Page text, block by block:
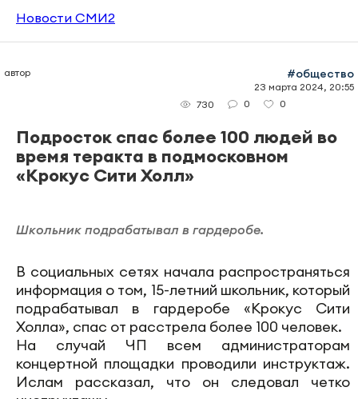
Новости СМИ2
автор #общество
23 марта 2024, 20:55
730
0 0
Подросток спас более 100 людей во
время теракта в подмосковном
«Крокус Сити Холл»
Школьник подрабатывал в гардеробе.
В социальных сетях начала распространяться
информация о том, 15-летний школьник, который
подрабатывал в гардеробе «Крокус Сити
Холла», спас от расстрела более 100 человек.
На случай ЧП всем администраторам
концертной площадки проводили инструктаж.
Ислам рассказал, что он следовал четко